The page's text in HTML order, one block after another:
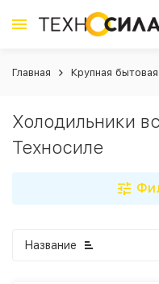
Главная Крупная
Холодильники
Техносиле
Название